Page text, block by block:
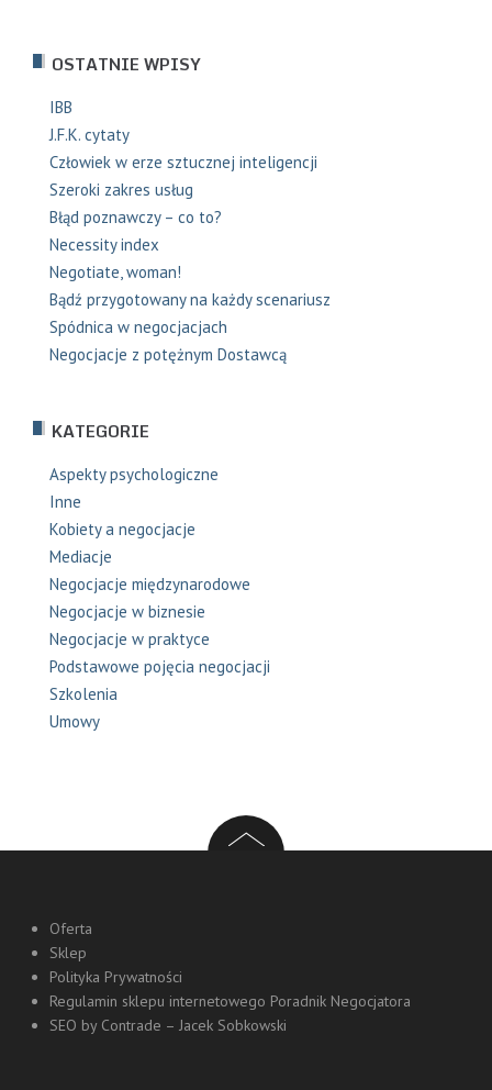
OSTATNIE WPISY
IBB
J.F.K. cytaty
Człowiek w erze sztucznej inteligencji
Szeroki zakres usług
Błąd poznawczy – co to?
Necessity index
Negotiate, woman!
Bądź przygotowany na każdy scenariusz
Spódnica w negocjacjach
Negocjacje z potężnym Dostawcą
KATEGORIE
Aspekty psychologiczne
Inne
Kobiety a negocjacje
Mediacje
Negocjacje międzynarodowe
Negocjacje w biznesie
Negocjacje w praktyce
Podstawowe pojęcia negocjacji
Szkolenia
Umowy
Oferta
Sklep
Polityka Prywatności
Regulamin sklepu internetowego Poradnik Negocjatora
SEO by Contrade – Jacek Sobkowski